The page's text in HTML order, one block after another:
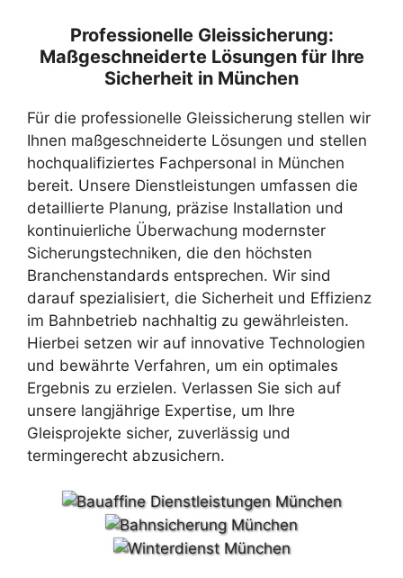
Professionelle Gleissicherung:
Maßgeschneiderte Lösungen für Ihre
Sicherheit in München
Für die professionelle Gleissicherung stellen wir
Ihnen maßgeschneiderte Lösungen und stellen
hochqualifiziertes Fachpersonal in München
bereit. Unsere Dienstleistungen umfassen die
detaillierte Planung, präzise Installation und
kontinuierliche Überwachung modernster
Sicherungstechniken, die den höchsten
Branchenstandards entsprechen. Wir sind
darauf spezialisiert, die Sicherheit und Effizienz
im Bahnbetrieb nachhaltig zu gewährleisten.
Hierbei setzen wir auf innovative Technologien
und bewährte Verfahren, um ein optimales
Ergebnis zu erzielen. Verlassen Sie sich auf
unsere langjährige Expertise, um Ihre
Gleisprojekte sicher, zuverlässig und
termingerecht abzusichern.